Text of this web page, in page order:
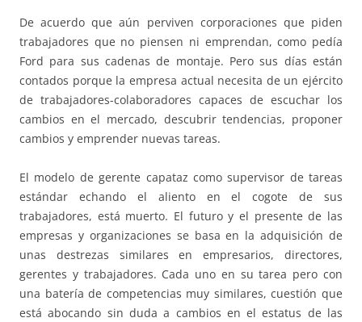
De acuerdo que aún perviven corporaciones que piden
trabajadores que no piensen ni emprendan, como pedía
Ford para sus cadenas de montaje. Pero sus días están
contados porque la empresa actual necesita de un ejército
de trabajadores-colaboradores capaces de escuchar los
cambios en el mercado, descubrir tendencias, proponer
cambios y emprender nuevas tareas.
El modelo de gerente capataz como supervisor de tareas
estándar echando el aliento en el cogote de sus
trabajadores, está muerto. El futuro y el presente de las
empresas y organizaciones se basa en la adquisición de
unas destrezas similares en empresarios, directores,
gerentes y trabajadores. Cada uno en su tarea pero con
una batería de competencias muy similares, cuestión que
está abocando sin duda a cambios en el estatus de las